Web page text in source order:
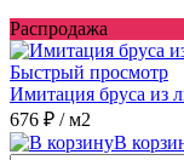
Распродажа
Быстрый просмотр
Имитация бруса из
676 ₽ / м2
В